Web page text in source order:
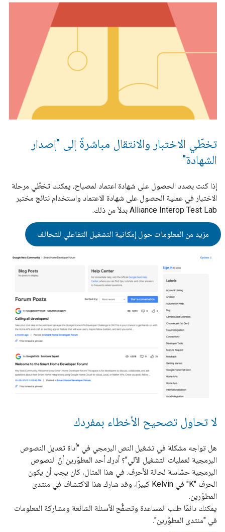
تخطّي الاختبار والانتقال مباشرةً إلى "إصدار
الشهادة"
إذا كنت بصدد الحصول على شهادة اعتماد لمصباح، يمكنك تخطّي مرحلة
الاختبار في عملية الحصول على شهادة الاعتماد واستخدام نتائج مختبر
Alliance Interop Test Lab بدلاً من ذلك.
مزيد من المعلومات حول إمكانية التشغيل التفاعلي للتحالف
لا تحاول تصحيح الأخطاء بمفردك
هل تواجه مشكلة في تشغيل النص البرمجي في "أداة تعديل النصوص
البرمجية لعمليات التشغيل الآلي"؟ أدرك أحد المطوّرين أنّ النصوص
البرمجية حسّاسة لحالة الأحرف. في هذا المثال، كان يجب أن يكون
الحرف "K" في Kelvin كبيرًا، وقد شارك هذا الاكتشاف في منتدى
المطوّرين.
يمكنك دائمًا طلب المساعدة وتصفُّح الأسئلة الشائعة ومشاركة المعلومات
في "منتدى المطوّرين".